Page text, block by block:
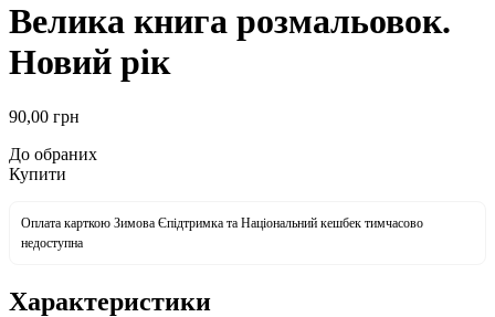
Велика книга розмальовок.
Новий рік
90,00 грн
До обраних
Купити
Оплата карткою Зимова Єпідтримка та Національний кешбек тимчасово
недоступна
Характеристики